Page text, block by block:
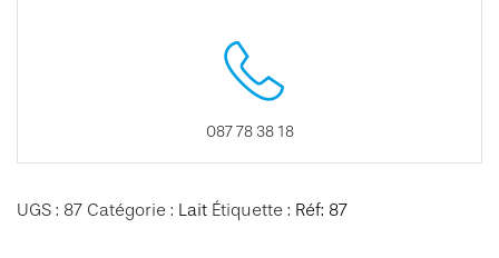
087 78 38 18
UGS : 87 Catégorie : Lait Étiquette : Réf: 87